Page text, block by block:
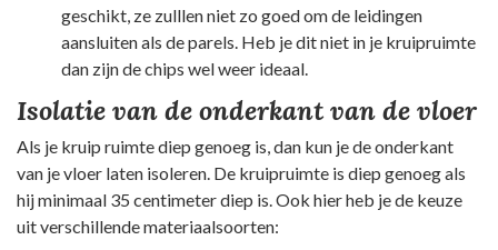
geschikt, ze zulllen niet zo goed om de leidingen
aansluiten als de parels. Heb je dit niet in je kruipruimte
dan zijn de chips wel weer ideaal.
Isolatie van de onderkant van de vloer
Als je kruip ruimte diep genoeg is, dan kun je de onderkant
van je vloer laten isoleren. De kruipruimte is diep genoeg als
hij minimaal 35 centimeter diep is. Ook hier heb je de keuze
uit verschillende materiaalsoorten: